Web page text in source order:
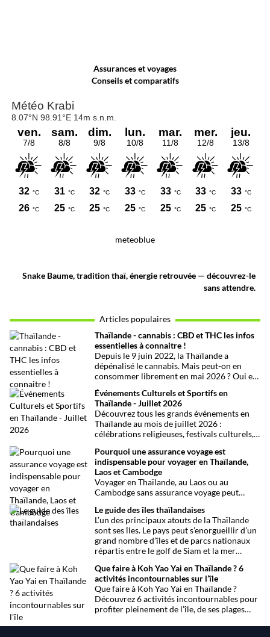
Assurances et voyages
Conseils et comparatifs
meteoblue
Snake Baume, tradition thaï, énergie retrouvée — découvrez-le
sans attendre.
Articles populaires
Thaïlande - cannabis : CBD et THC les infos
essentielles à connaitre !
Depuis le 9 juin 2022, la Thaïlande a
dépénalisé le cannabis. Mais peut-on en
consommer librement en mai 2026 ? Oui et
confusions qui peuvent avoir de grosses
conséquences ! Explications.
Événements Culturels et Sportifs en
Thaïlande - Juillet 2026
Découvrez tous les grands événements en
Thaïlande au mois de juillet 2026 :
célébrations religieuses, festivals culturels,
et fêtes locales. Une sélection
chronologique complète pour ne rien
manquer !
Pourquoi une assurance voyage est
indispensable pour voyager en Thaïlande,
Laos et Cambodge
Voyager en Thaïlande, au Laos ou au
Cambodge sans assurance voyage peut
maladies ou perte de bagages sont des
imprévus fréquents en Asie du Sud-Est.
Découvrez pourquoi une assurance voyage
est essentielle pour garantir votre sécurité
et votre sérénité.
Le guide des îles thaïlandaises
L’un des principaux atouts de la Thaïlande
sont ses îles. Le pays peut s’enorgueillir d’un
grand nombre d’îles et de parcs nationaux
répartis entre le golf de Siam et la mer
Que faire à Koh Yao Yai en Thaïlande ? 6
activités incontournables sur l’île
Que faire à Koh Yao Yai en Thaïlande ?
Découvrez 6 activités incontournables pour
profiter pleinement de l’île, de ses plages